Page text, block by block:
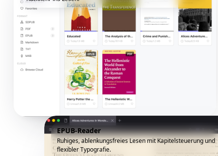
EPUB-Reader
Ruhiges, ablenkungsfreies Lesen mit Kapitelsteuerung und
flexibler Typografie.